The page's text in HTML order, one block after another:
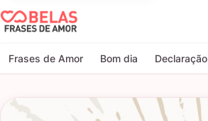
Belas Frases de Amor
Frases de Amor Bom dia Declaração